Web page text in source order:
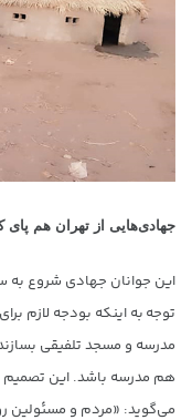
جهادی‌هایی از تهران هم پای
این جوانان جهادی شروع به
توجه به اینکه بودجه لازم
مدرسه و مسجد تلفیقی
هم مدرسه باشد. این تصمیم
می‌گوید: «مردم و مسئولین